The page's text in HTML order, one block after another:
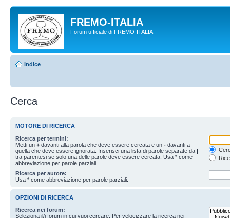
FREMO-ITALIA
Forum ufficiale di FREMO-ITALIA
Indice
Cerca
MOTORE DI RICERCA
Ricerca per termini:
Metti un + davanti alla parola che deve essere cercata e un - davanti a
quella che deve essere ignorata. Inserisci una lista di parole separate da |
tra parentesi se solo una delle parole deve essere cercata. Usa * come
abbreviazione per parole parziali.
Ricerca per autore:
Usa * come abbreviazione per parole parziali.
OPZIONI DI RICERCA
Ricerca nei forum:
Seleziona il/i forum in cui vuoi cercare. Per velocizzare la ricerca nei